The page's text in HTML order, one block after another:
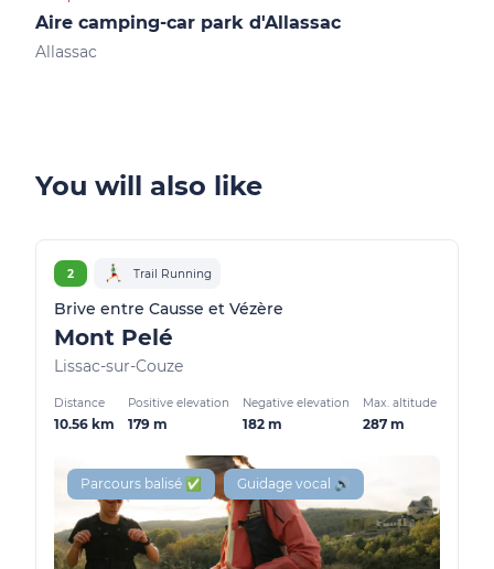
Aire camping-car park d'Allassac
Allassac
You will also like
2 Trail Running
Brive entre Causse et Vézère
Mont Pelé
Lissac-sur-Couze
Distance
10.56 km
Positive elevation
179 m
Negative elevation
182 m
Max. altitude
287 m
Parcours balisé ✅ Guidage vocal 🔊